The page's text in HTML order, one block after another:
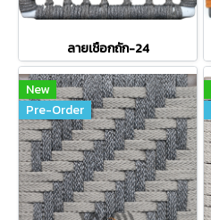
ลายเชือกถัก-24
New
Pre-Order